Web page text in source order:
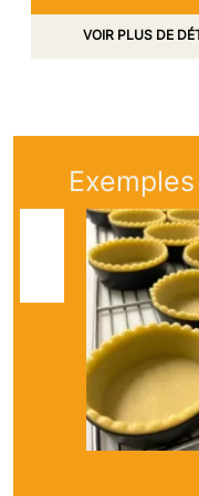
VOIR PLUS DE